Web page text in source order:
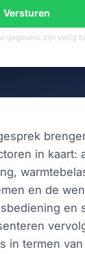
Versturen
gegevens zijn veilig
in kaart:
en de
en
in termen